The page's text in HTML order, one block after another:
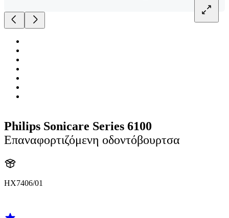
Philips Sonicare Series 6100
Επαναφορτιζόμενη οδοντόβουρτσα
HX7406/01